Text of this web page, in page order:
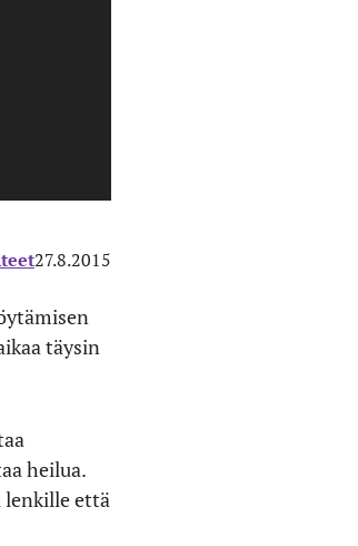
27.8.2015
täysin
heilua.
lenkille että